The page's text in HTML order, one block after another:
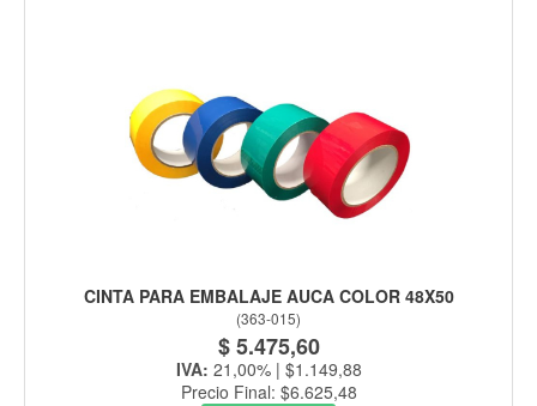
CINTA PARA EMBALAJE AUCA COLOR 48X50
(363-015)
$ 5.475,60
IVA: 21,00% | $1.149,88
Precio Final: $6.625,48